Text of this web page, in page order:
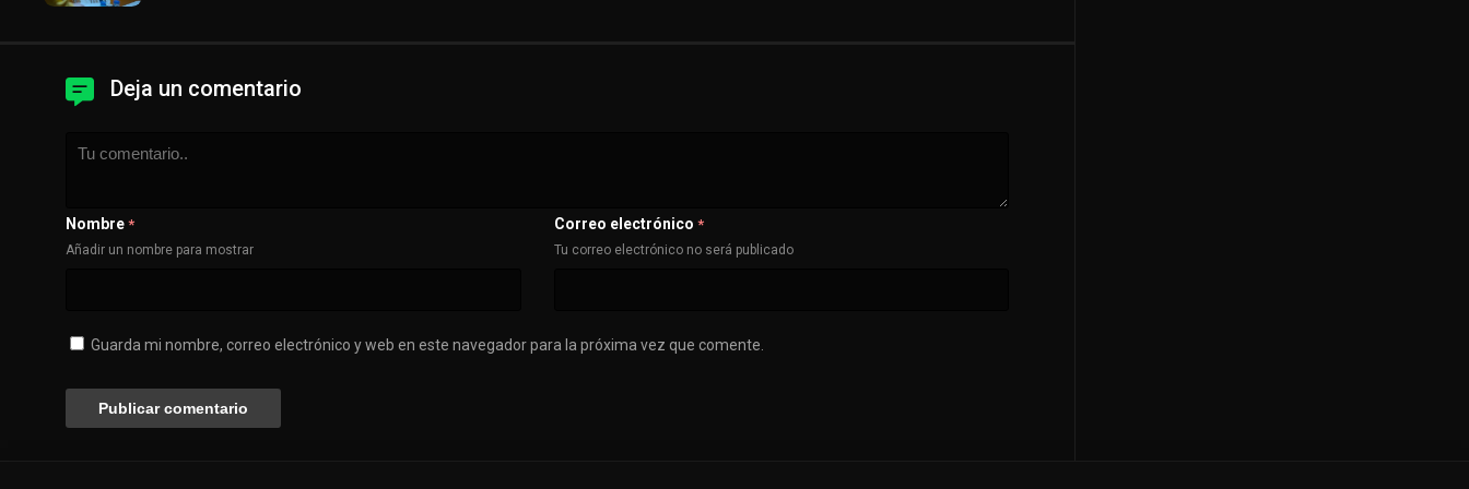
Deja un comentario
Nombre *
Añadir un nombre para mostrar
Correo electrónico *
Tu correo electrónico no será publicado
Guarda mi nombre, correo electrónico y web en este navegador para la próxima vez que comente.